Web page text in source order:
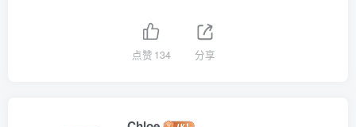
点赞 134 分享